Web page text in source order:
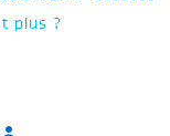
plus ?